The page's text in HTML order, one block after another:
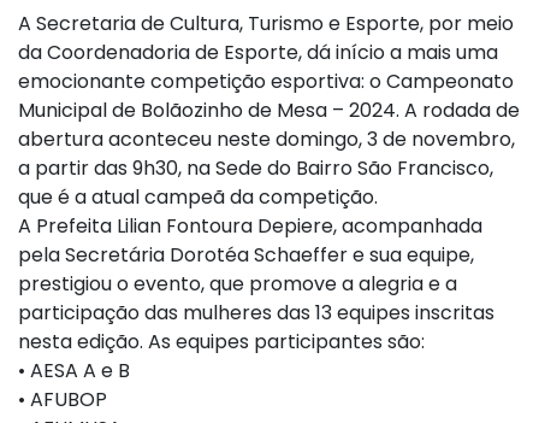
A Secretaria de Cultura, Turismo e Esporte, por meio
da Coordenadoria de Esporte, dá início a mais uma
emocionante competição esportiva: o Campeonato
Municipal de Bolãozinho de Mesa – 2024. A rodada de
abertura aconteceu neste domingo, 3 de novembro,
a partir das 9h30, na Sede do Bairro São Francisco,
que é a atual campeã da competição.
A Prefeita Lilian Fontoura Depiere, acompanhada
pela Secretária Dorotéa Schaeffer e sua equipe,
prestigiou o evento, que promove a alegria e a
participação das mulheres das 13 equipes inscritas
nesta edição. As equipes participantes são:
• AESA A e B
• AFUBOP